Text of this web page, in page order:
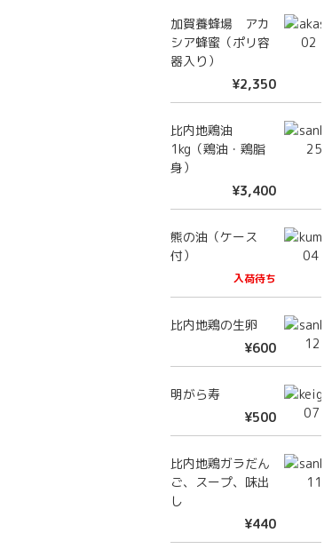
加賀養蜂場 アカ
シア蜂蜜（ポリ容
器入り）
¥2,350
比内地鶏油
1kg（鶏油・鶏脂
身）
¥3,400
熊の油（ケース
付）
入荷待ち
比内地鶏の生卵
¥600
明がら寿
¥500
比内地鶏ガラだん
ご、スープ、味出
し
¥440